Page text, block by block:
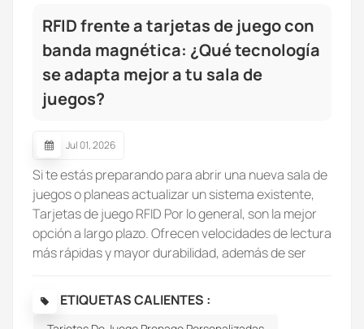
RFID frente a tarjetas de juego con
banda magnética: ¿Qué tecnología
se adapta mejor a tu sala de
juegos?
Jul 01, 2026
Si te estás preparando para abrir una nueva sala de
juegos o planeas actualizar un sistema existente,
Tarjetas de juego RFID Por lo general, son la mejor
opción a largo plazo. Ofrecen velocidades de lectura
más rápidas y mayor durabilidad, además de ser
programas de membresía y fidelización.Para las
salas de juegos que ya cuentan con sistemas de
ETIQUETAS CALIENTES :